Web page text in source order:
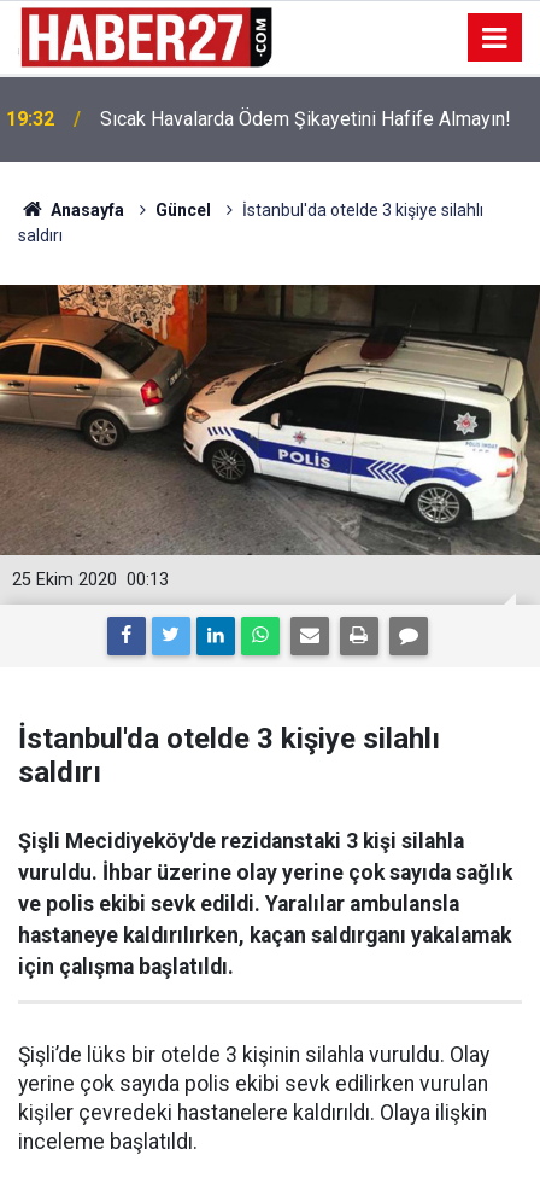
19:32 Sıcak Havalarda Ödem Şikayetini Hafife Almayın!
Anasayfa Güncel
İstanbul'da otelde 3 kişiye silahlı
saldırı
00:13
25 Ekim 2020
İstanbul'da otelde 3 kişiye silahlı
saldırı
Şişli Mecidiyeköy'de rezidanstaki 3 kişi silahla
vuruldu. İhbar üzerine olay yerine çok sayıda sağlık
ve polis ekibi sevk edildi. Yaralılar ambulansla
hastaneye kaldırılırken, kaçan saldırganı yakalamak
için çalışma başlatıldı.
Şişli’de lüks bir otelde 3 kişinin silahla vuruldu. Olay
yerine çok sayıda polis ekibi sevk edilirken vurulan
kişiler çevredeki hastanelere kaldırıldı. Olaya ilişkin
inceleme başlatıldı.